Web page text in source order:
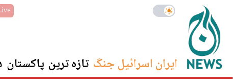
ایران اسرائیل جنگ تازہ ترین پاکستان